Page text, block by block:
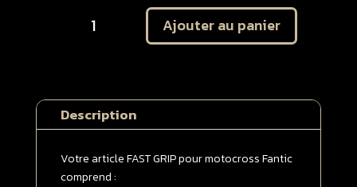
FANTIC
250
2021
-
Ajouter au panier
Description
Votre article FAST GRIP pour motocross Fantic
comprend :